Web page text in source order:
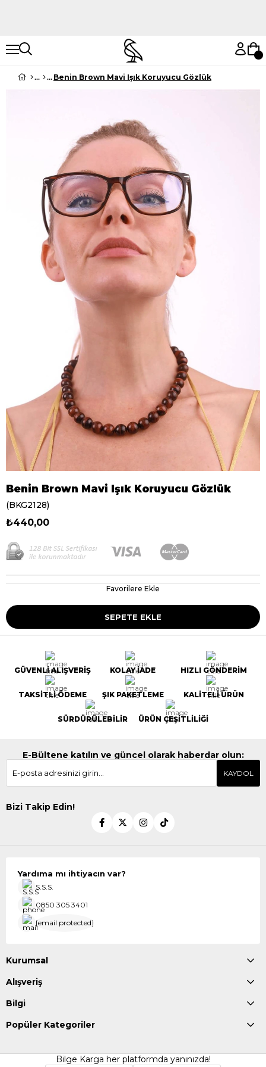
Benin Brown Mavi Işık Koruyucu Gözlük
Benin Brown Mavi Işık Koruyucu Gözlük
(BKG2128)
₺440,00
Favorilere Ekle
GÜVENLİ ALIŞVERİŞ KOLAY İADE HIZLI GÖNDERİM
TAKSİTLİ ÖDEME ŞIK PAKETLEME KALİTELİ ÜRÜN
SÜRDÜRÜLEBİLİR ÜRÜN ÇEŞİTLİLİĞİ
E-Bültene katılın ve güncel olarak haberdar olun:
KAYDOL
Bizi Takip Edin!
Yardıma mı ihtiyacın var?
S.S.S.
0850 305 3401
[email protected]
Kurumsal
Alışveriş
Bilgi
Popüler Kategoriler
Bilge Karga her platformda yanınızda!